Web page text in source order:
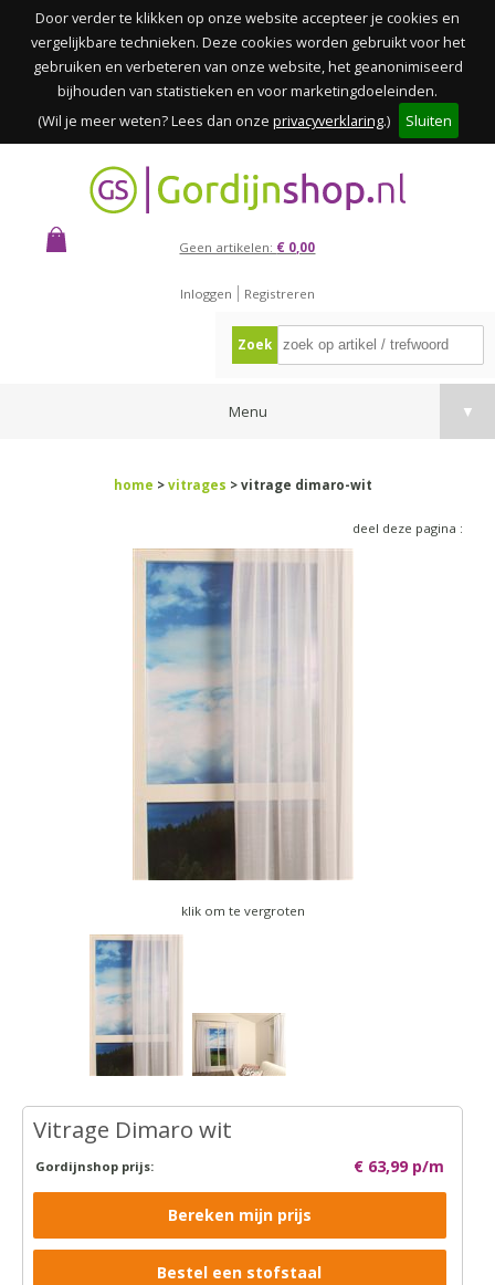
Door verder te klikken op onze website accepteer je cookies en
vergelijkbare technieken. Deze cookies worden gebruikt voor het
gebruiken en verbeteren van onze website, het geanonimiseerd
bijhouden van statistieken en voor marketingdoeleinden.
(Wil je meer weten? Lees dan onze privacyverklaring.) Sluiten
Geen artikelen: € 0,00
Inloggen Registreren
Zoek
Menu ▼
home > vitrages > vitrage dimaro-wit
deel deze pagina :
klik om te vergroten
Vitrage Dimaro wit
Gordijnshop prijs: € 63,99 p/m
Bereken mijn prijs
Bestel een stofstaal